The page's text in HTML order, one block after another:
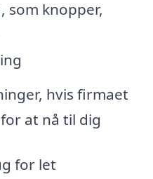
som knopper,
hvis firmaet
at nå til dig
for let